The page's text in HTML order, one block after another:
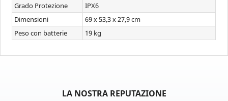
Grado Protezione
IPX6
Dimensioni
69 x 53,3 x 27,9 cm
Peso con batterie
19 kg
LA NOSTRA REPUTAZIONE